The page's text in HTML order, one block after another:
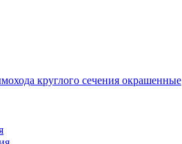
круглого сечения окрашенные